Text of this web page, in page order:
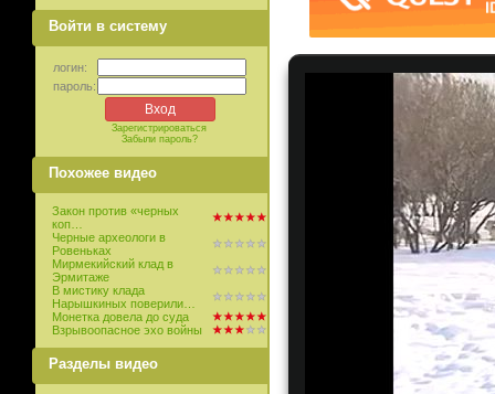
Войти в систему
логин:
пароль:
Зарегистрироваться
Забыли пароль?
Похожее видео
Закон против «черных
коп…
Черные археологи в
Ровеньках
Мирмекийский клад в
Эрмитаже
В мистику клада
Нарышкиных поверили…
Монетка довела до суда
Взрывоопасное эхо войны
Разделы видео